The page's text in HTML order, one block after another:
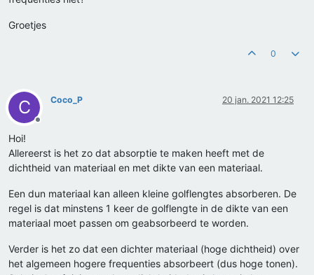
Groetjes
0
C
Offline
Coco_P 20 jan. 2021 12:25
Hoi!
Allereerst is het zo dat absorptie te maken heeft met de
dichtheid van materiaal en met dikte van een materiaal.
Een dun materiaal kan alleen kleine golflengtes absorberen. De
regel is dat minstens 1 keer de golflengte in de dikte van een
materiaal moet passen om geabsorbeerd te worden.
Verder is het zo dat een dichter materiaal (hoge dichtheid) over
het algemeen hogere frequenties absorbeert (dus hoge tonen).